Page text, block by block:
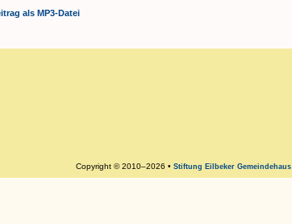
als MP3-Datei
Copyright © 2010–2026 •Stiftung Eilbeker Gemeindehaus